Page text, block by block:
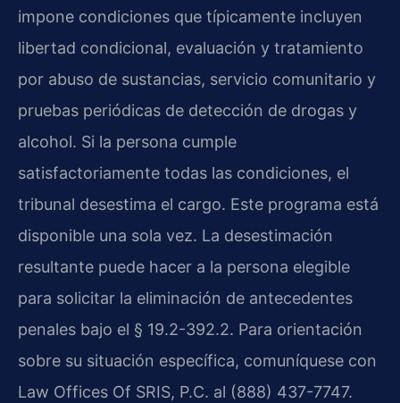
impone condiciones que típicamente incluyen
libertad condicional, evaluación y tratamiento
por abuso de sustancias, servicio comunitario y
pruebas periódicas de detección de drogas y
alcohol. Si la persona cumple
satisfactoriamente todas las condiciones, el
tribunal desestima el cargo. Este programa está
disponible una sola vez. La desestimación
resultante puede hacer a la persona elegible
para solicitar la eliminación de antecedentes
penales bajo el § 19.2-392.2. Para orientación
sobre su situación específica, comuníquese con
Law Offices Of SRIS, P.C. al (888) 437-7747.